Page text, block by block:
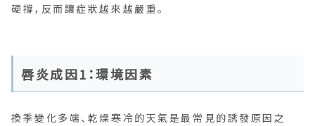
硬撐，反而讓症狀越來越嚴重。
唇炎成因1：環境因素
換季變化多端、乾燥寒冷的天氣是最常見的誘發原因之